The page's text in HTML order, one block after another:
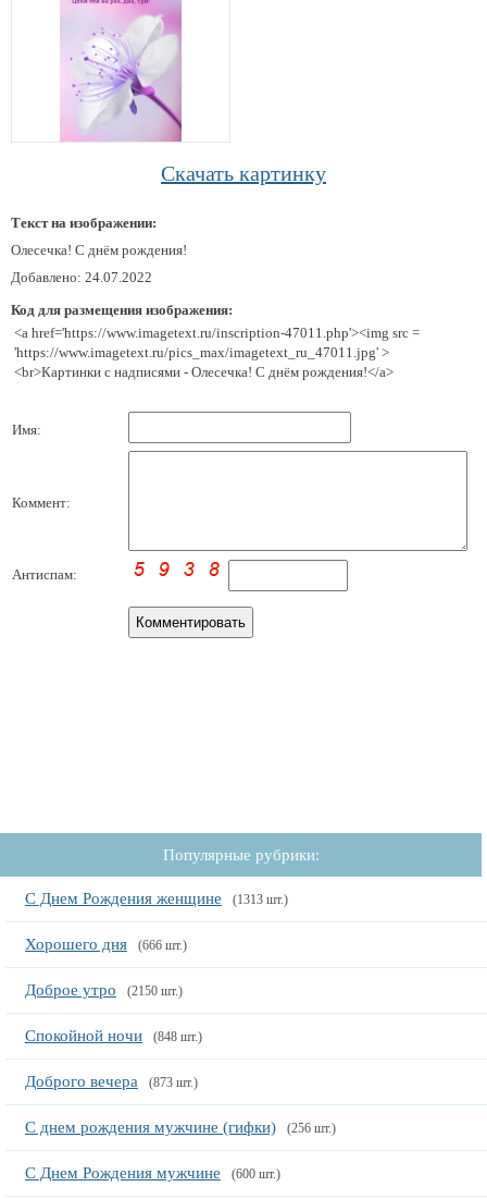
Скачать картинку
Текст на изображении:
Олесечка! С днём рождения!
Добавлено: 24.07.2022
Код для размещения изображения:
<a href='https://www.imagetext.ru/inscription-47011.php'><img src =
'https://www.imagetext.ru/pics_max/imagetext_ru_47011.jpg' >
<br>Картинки с надписями - Олесечка! С днём рождения!</a>
Имя:
Коммент:
Антиспам:
Популярные рубрики:
С Днем Рождения женщине (1313 шт.)
Хорошего дня (666 шт.)
Доброе утро (2150 шт.)
Спокойной ночи (848 шт.)
Доброго вечера (873 шт.)
С днем рождения мужчине (гифки) (256 шт.)
С Днем Рождения мужчине (600 шт.)